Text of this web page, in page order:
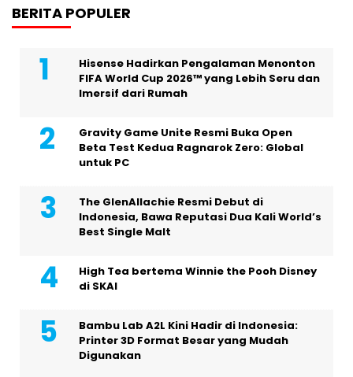
BERITA POPULER
Hisense Hadirkan Pengalaman Menonton
FIFA World Cup 2026™ yang Lebih Seru dan
Imersif dari Rumah
Gravity Game Unite Resmi Buka Open
Beta Test Kedua Ragnarok Zero: Global
untuk PC
The GlenAllachie Resmi Debut di
Indonesia, Bawa Reputasi Dua Kali World’s
Best Single Malt
High Tea bertema Winnie the Pooh Disney
di SKAI
Bambu Lab A2L Kini Hadir di Indonesia:
Printer 3D Format Besar yang Mudah
Digunakan